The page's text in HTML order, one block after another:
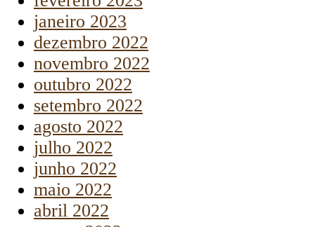
janeiro 2023
dezembro 2022
novembro 2022
outubro 2022
setembro 2022
agosto 2022
julho 2022
junho 2022
maio 2022
abril 2022